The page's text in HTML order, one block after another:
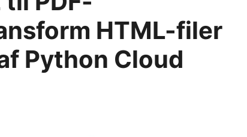
HTML-filer
Python Cloud